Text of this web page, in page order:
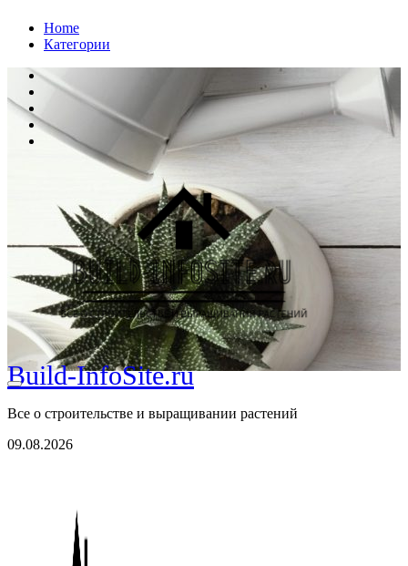
ПерейтиHome
Категории
Build-InfoSite.ru
Все о строительстве и выращивании растений
09.08.2026